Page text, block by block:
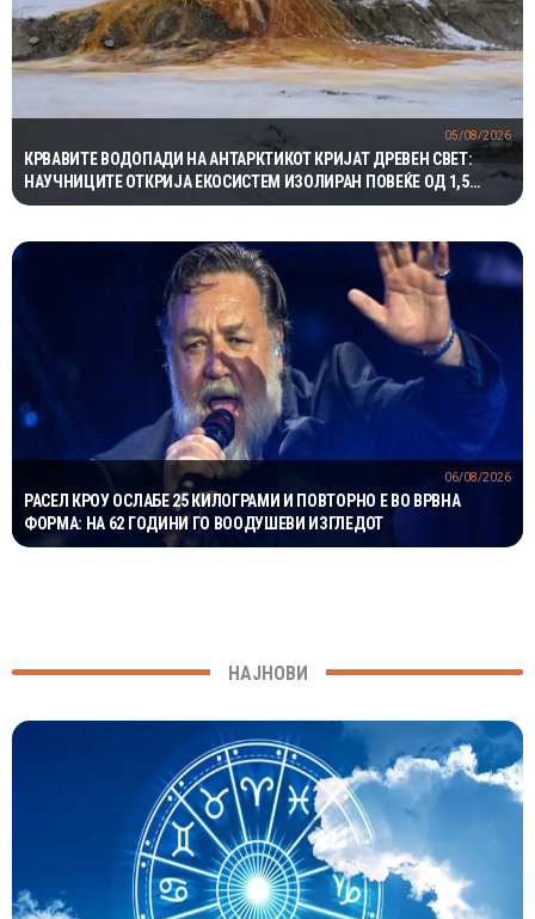
КРВАВИТЕ ВОДОПАДИ НА АНТАРКТИКОТ КРИЈАТ ДРЕВЕН СВЕТ:
НАУЧНИЦИТЕ ОТКРИЈА ЕКОСИСТЕМ ИЗОЛИРАН ПОВЕЌЕ ОД 1,5
МИЛИОНИ ГОДИНИ
05/08/2026
РАСЕЛ КРОУ ОСЛАБЕ 25 КИЛОГРАМИ И ПОВТОРНО Е ВО ВРВНА
ФОРМА: НА 62 ГОДИНИ ГО ВООДУШЕВИ ИЗГЛЕДОТ
06/08/2026
НАЈНОВИ